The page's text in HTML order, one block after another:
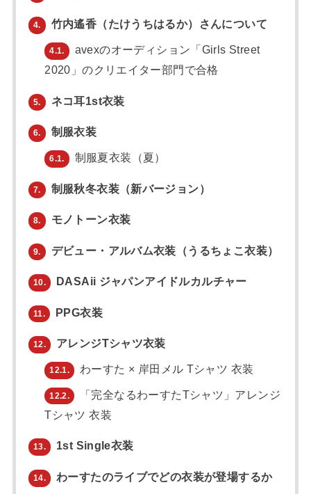
4. 竹内遙香（たけうちはるか）さんについて
4.1.
avexのオーディション「Girls Street
2020」のクリエイター部門で合格
5. ネコ耳1st衣装
6. 制服衣装
6.1. 制服夏衣装（夏）
7. 制服秋冬衣装（新バージョン）
8. モノトーン衣装
9. デビュー・アルバム衣装（うるちょこ衣装）
10. DASAii ジャパンアイドルカルチャー
11. PPG衣装
12. アレンジTシャツ衣装
12.1. わーすた × 岸田メル Tシャツ 衣装
12.2.
「完全なるわーすたTシャツ」アレンジ
Tシャツ 衣装
13. 1st Single衣装
14. わーすたのライブでどの衣装が登場するか